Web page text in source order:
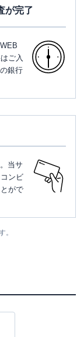
が完了
ご入
銀行
当サ
ンビ
がで
。